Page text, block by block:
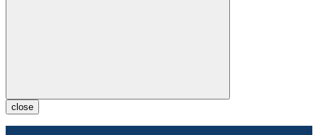
close